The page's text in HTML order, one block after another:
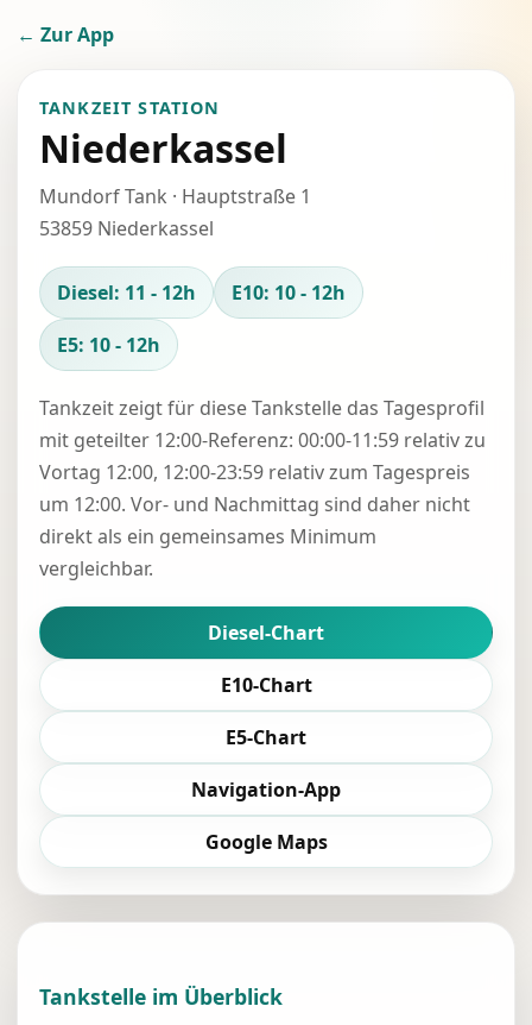
← Zur App
TANKZEIT STATION
Niederkassel
Mundorf Tank · Hauptstraße 1
53859 Niederkassel
Diesel: 11 - 12h
E10: 10 - 12h
E5: 10 - 12h
Tankzeit zeigt für diese Tankstelle das Tagesprofil
mit geteilter 12:00-Referenz: 00:00-11:59 relativ zu
Vortag 12:00, 12:00-23:59 relativ zum Tagespreis
um 12:00. Vor- und Nachmittag sind daher nicht
direkt als ein gemeinsames Minimum
vergleichbar.
Diesel-Chart
E10-Chart
E5-Chart
Navigation-App
Google Maps
Tankstelle im Überblick